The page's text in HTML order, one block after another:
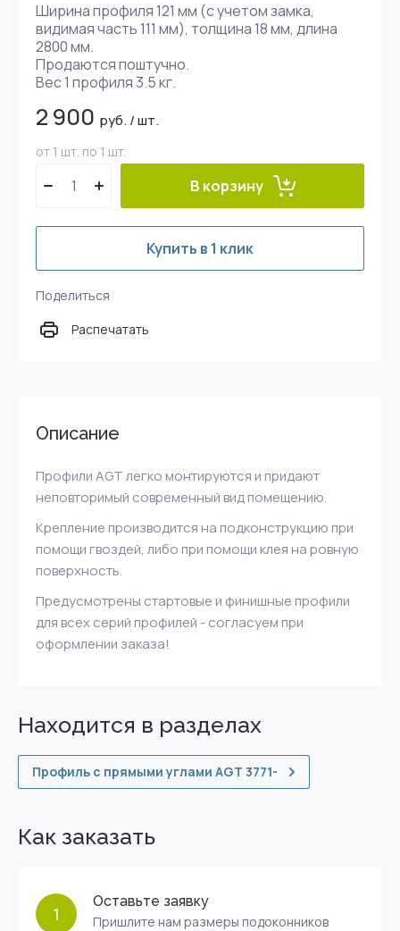
Ширина профиля 121 мм (с учетом замка,
видимая часть 111 мм), толщина 18 мм, длина
2800 мм.
Продаются поштучно.
Вес 1 профиля 3.5 кг.
2 900 руб./шт.
от 1 шт. по 1 шт.
В корзину
Купить в 1 клик
Поделиться
Распечатать
Описание
Профили AGT легко монтируются и придают
неповторимый современный вид помещению.
Крепление производится на подконструкцию при
помощи гвоздей, либо при помощи клея на ровную
поверхность.
Предусмотрены стартовые и финишные профили
для всех серий профилей - согласуем при
оформлении заказа!
Находится в разделах
Профиль с прямыми углами AGT 3771-
Как заказать
1
Оставьте заявку
Пришлите нам размеры подоконников